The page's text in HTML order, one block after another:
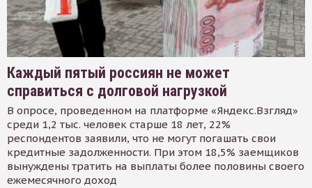
Каждый пятый россиян не может
справиться с долговой нагрузкой
В опросе, проведенном на платформе «Яндекс.Взгляд»
среди 1,2 тыс. человек старше 18 лет, 22%
респондентов заявили, что не могут погашать свои
кредитные задолженности. При этом 18,5% заемщиков
вынуждены тратить на выплаты более половины своего
ежемесячного доход